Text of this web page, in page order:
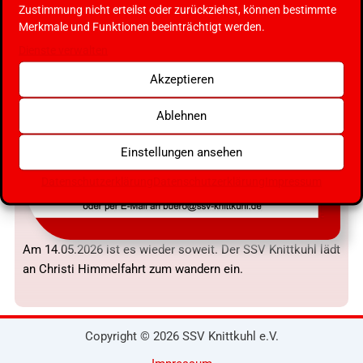
Zustimmung nicht erteilst oder zurückziehst, können bestimmte
Merkmale und Funktionen beeinträchtigt werden.
Akzeptieren
Ablehnen
Einstellungen ansehen
Am 14.05.2026 ist es wieder soweit. Der SSV Knittkuhl lädt
an Christi Himmelfahrt zum wandern ein.
Copyright © 2026 SSV Knittkuhl e.V.